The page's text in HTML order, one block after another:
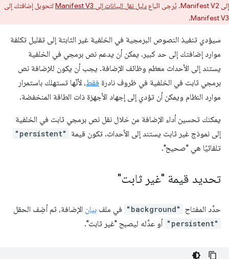
إلى Manifest V2. يُرجى اتّباع
دليل نقل البيانات إلى Manifest V3
لتحويل إضافتك إلى
Manifest V3.
سيؤدي تنفيذ النصوص البرمجية في الخلفية غير الثابتة إلى تقليل تكلفة
موارد إضافتك إلى حد كبير. يمكن أن يدعم نص برمجي في الخلفية
يستند إلى الأحداث معظم وظائف الإضافة. يجب أن يكون للإضافة نص
برمجي ثابت في الخلفية في ظروف نادرة فقط، لأنّها تستهلك باستمرار
موارد النظام ويمكن أن تؤدي إلى إجهاد الأجهزة ذات الطاقة المنخفضة.
يمكنك تحسين أداء الإضافة من خلال نقل نص برمجي ثابت في الخلفية
إلى نموذج غير ثابت يستند إلى الأحداث. تكون قيمة
"persistent"
تلقائيًا هي "صحيح".
تحديد قيمة "غير ثابت"
حدِّد المفتاح "background" في ملف بيان الإضافة، ثم أضِف الحقل
"persistent" أو عدِّله ليصبح "غير ثابت".